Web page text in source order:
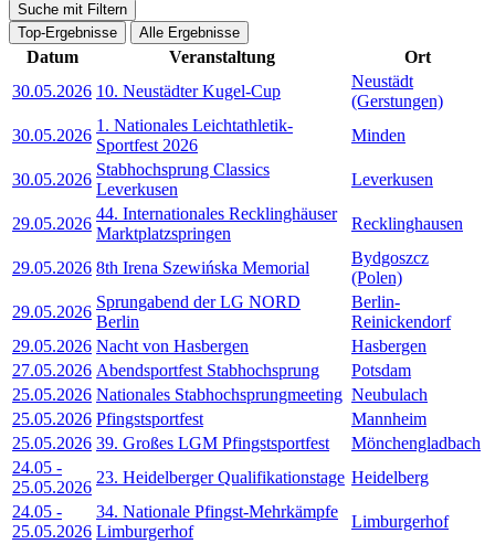
Suche mit Filtern
Top-Ergebnisse
Alle Ergebnisse
Datum Veranstaltung
Ort
30.05.2026 10. Neustädter Kugel-Cup
Neustädt
(Gerstungen)
30.05.2026
1. Nationales Leichtathletik-
Sportfest 2026
Minden
30.05.2026
Stabhochsprung Classics
Leverkusen
Leverkusen
29.05.2026
44. Internationales Recklinghäuser
Marktplatzspringen
Recklinghausen
29.05.2026 8th Irena Szewińska Memorial
Bydgoszcz
(Polen)
29.05.2026
Sprungabend der LG NORD
Berlin
Berlin-
Reinickendorf
29.05.2026 Nacht von Hasbergen
Hasbergen
27.05.2026 Abendsportfest Stabhochsprung
Potsdam
25.05.2026 Nationales Stabhochsprungmeeting Neubulach
25.05.2026 Pfingstsportfest
Mannheim
25.05.2026 39. Großes LGM Pfingstsportfest
Mönchengladbach
24.05 -
25.05.2026
23. Heidelberger Qualifikationstage Heidelberg
24.05 -
25.05.2026
34. Nationale Pfingst-Mehrkämpfe
Limburgerhof
Limburgerhof